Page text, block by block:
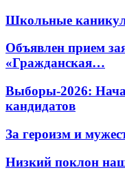
Школьные
Объявлен прием
«Гражданская…
Выборы-2026:
кандидатов
За героизм и
Низкий поклон